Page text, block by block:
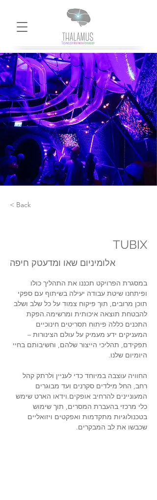
< Back
TUBIX
אלומיניום שאו ומדעטק חיפה
במסגרת הפרויקט תכננו את התהליך כולו
ופיתחנו שיטת עבודה יעילה בשיתוף עם ספקי
תוכן מרובים, תוך פיקוח צמוד על כל שלב ושלב
להבטחת תוצאה איכותית ומרשימה.הפקת
התכנים כללה פיתוח תסריטים חינוכיים
המעניקים ידע מעמיק על עולם הצינורות –
תפקידם, תהליכי הייצור שלהם, וחשיבותם בחיי
היומיום שלנו.
החוויה עוצבה במיוחד כדי לעניין ולרתק קהל
רחב, החל מילדים סקרנים ועד מבוגרים
המעוניינים להרחיב אופקים.וידאו הארט שימש
כלי מרכזי בהעברת המסרים, תוך שימוש
בטכנולוגיות מתקדמות ואפקטים ויזואליים
שכבשו את לב המבקרים.